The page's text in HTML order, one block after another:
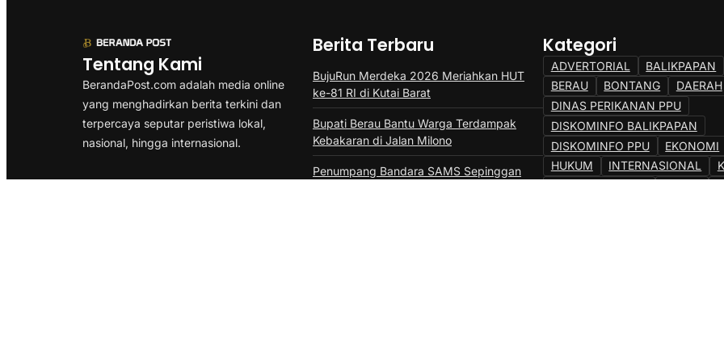
Tentang Kami
BerandaPost.com adalah media online
yang menghadirkan berita terkini dan
terpercaya seputar peristiwa lokal,
nasional, hingga internasional.
Kami hadir dengan gaya penulisan ringan,
Berita Terbaru
BujuRun Merdeka 2026 Meriahkan HUT
ke-81 RI di Kutai Barat
Bupati Berau Bantu Warga Terdampak
Kebakaran di Jalan Milono
Penumpang Bandara SAMS Sepinggan
Kategori
ADVERTORIAL
BALIKPAPAN
BERAU
BONTANG
DAERAH
DINAS PERIKANAN PPU
DISKOMINFO BALIKPAPAN
DISKOMINFO PPU
EKONOMI
HUKUM
INTERNASIONAL